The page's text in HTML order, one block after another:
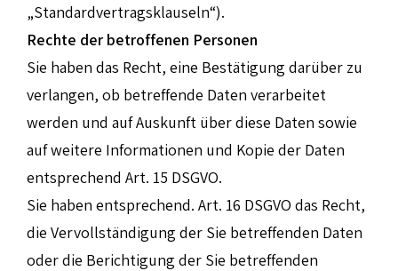
„Standardvertragsklauseln“).
Rechte der betroffenen Personen
Sie haben das Recht, eine Bestätigung darüber zu
verlangen, ob betreffende Daten verarbeitet
werden und auf Auskunft über diese Daten sowie
auf weitere Informationen und Kopie der Daten
entsprechend Art. 15 DSGVO.
Sie haben entsprechend. Art. 16 DSGVO das Recht,
die Vervollständigung der Sie betreffenden Daten
oder die Berichtigung der Sie betreffenden